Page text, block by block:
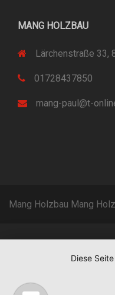
MANG HOLZBAU
Lärchenstraße 33,
01728437850
mang-paul@t-
Mang Holzbau Mang
Diese